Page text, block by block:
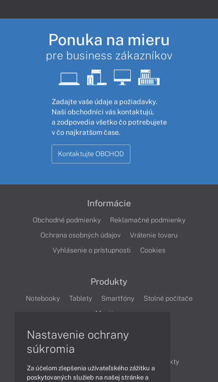
Ponuka na mieru
pre business zákazníkov
Zadajte vaše údaje a požiadavky.
Naši obchodníci vás kontaktujú,
a zodpovedia všetko čo potrebujete
v čo najkratšom čase.
Kontaktujte OBCHOD
Informácie
Obchodné podmienky
Reklamačné podmienky
Ochrana osobných údajov
Vrátenie tovaru
Vyhlásenie o prístupnosti
Cookies
Produkty
Notebooky Tablety Smartfóny
Stolné počítače
Monitory
Produkty
Technológie
Videá
Nastavenie ochrany
súkromia
Za účelom zlepšenia užívateľského zážitku a
poskytovaných služieb na našej stránke a